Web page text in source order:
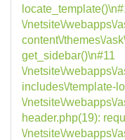
\/netsite\/webapps\/
content\/themes\/
get_sidebar()\n#11
\/netsite\/webapps\/
includes\/template-
\/netsite\/webapps\/
header.php(19):
\/netsite\/webapps\/